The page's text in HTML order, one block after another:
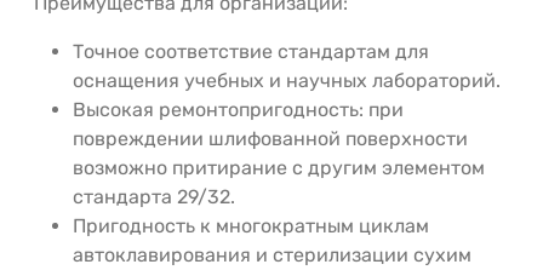
Точное соответствие стандартам для
оснащения учебных и научных лабораторий.
Высокая ремонтопригодность: при
повреждении шлифованной поверхности
возможно притирание с другим элементом
стандарта 29/32.
Пригодность к многократным циклам
автоклавирования и стерилизации сухим